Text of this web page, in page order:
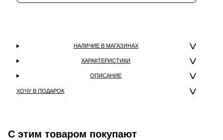
НАЛИЧИЕ В МАГАЗИНАХ
ХАРАКТЕРИСТИКИ
ОПИСАНИЕ
ХОЧУ В ПОДАРОК
С этим товаром покупают